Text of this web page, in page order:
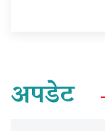
अपडेट